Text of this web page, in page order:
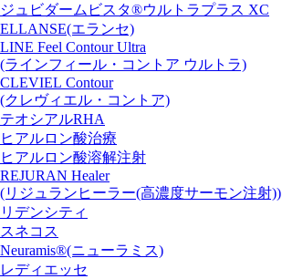
ジュビダームビスタ®ウルトラプラス XC
ELLANSE(エランセ)
LINE Feel Contour Ultra
(ラインフィール・コントア ウルトラ)
CLEVIEL Contour
(クレヴィエル・コントア)
テオシアルRHA
ヒアルロン酸治療
ヒアルロン酸溶解注射
REJURAN Healer
(リジュランヒーラー(高濃度サーモン注射))
リデンシティ
スネコス
Neuramis®(ニューラミス)
レディエッセ